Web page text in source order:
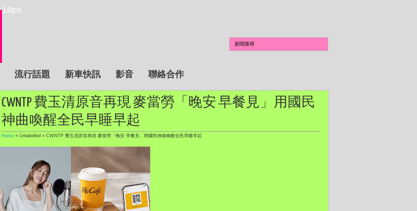
18px
流行話題 新車快訊 影音 聯絡合作
CWNTP 費玉清原音再現 麥當勞「晚安 早餐見」用國民
神曲喚醒全民早睡早起
Home » Unlabelled » CWNTP 費玉清原音再現 麥當勞「晚安 早餐見」用國民神曲喚醒全民早睡早起